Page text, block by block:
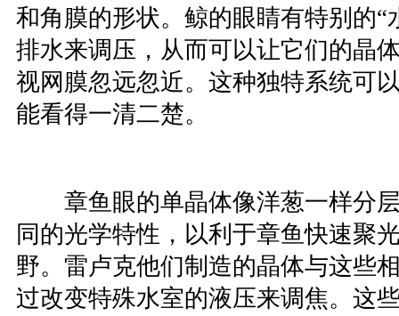
和角膜的形状。鲸的眼睛有特别的“
排水来调压，从而可以让它们的晶
视网膜忽远忽近。这种独特系统可
能看得一清二楚。
章鱼眼的单晶体像洋葱一样分层
同的光学特性，以利于章鱼快速聚
野。雷卢克他们制造的晶体与这些
过改变特殊水室的液压来调焦。这